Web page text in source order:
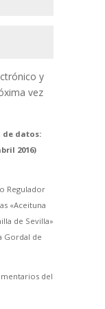
y
vez
de datos:
2016)
Regulador
«Aceituna
de Sevilla»
Gordal de
del